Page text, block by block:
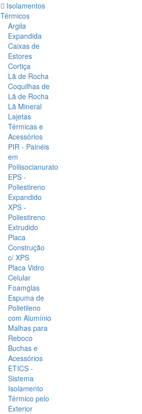
Isolamentos
Térmicos
Argila
Expandida
Caixas de
Estores
Cortiça
Lã de Rocha
Coquilhas de
Lã de Rocha
Lã Mineral
Lajetas
Térmicas e
Acessórios
PIR - Painéis
em
Poliisocianurato
EPS -
Poliestireno
Expandido
XPS -
Poliestireno
Extrudido
Placa
Construção
c/ XPS
Placa Vidro
Celular
Foamglas
Espuma de
Polietileno
com Alumínio
Malhas para
Reboco
Buchas e
Acessórios
ETICS -
Sistema
Isolamento
Térmico pelo
Exterior